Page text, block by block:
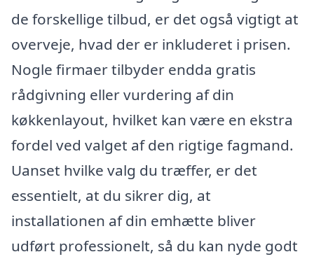
de forskellige tilbud, er det også vigtigt at
overveje, hvad der er inkluderet i prisen.
Nogle firmaer tilbyder endda gratis
rådgivning eller vurdering af din
køkkenlayout, hvilket kan være en ekstra
fordel ved valget af den rigtige fagmand.
Uanset hvilke valg du træffer, er det
essentielt, at du sikrer dig, at
installationen af din emhætte bliver
udført professionelt, så du kan nyde godt